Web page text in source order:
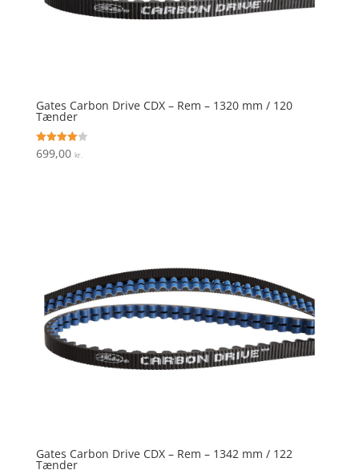
Gates Carbon Drive CDX – Rem – 1320 mm / 120
Tænder
Vurderet
4
699,00 kr.
Gates Carbon Drive CDX – Rem – 1342 mm / 122
Tænder